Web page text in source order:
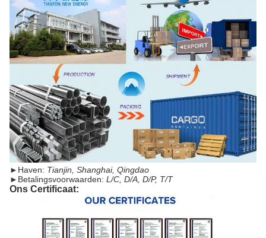
► Haven: Tianjin, Shanghai, Qingdao
► Betalingsvoorwaarden: L/C, D/A, D/P, T/T
Ons Certificaat: